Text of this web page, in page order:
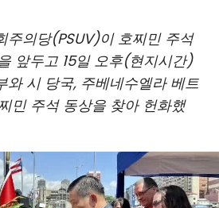
즈니스
회
화
포츠
주의당(PSUV)이 호찌민 주석
앞두고 15일 오후(현지시간)
와 시 당국, 주베네수엘라 베트
민 주석 동상을 찾아 헌화했